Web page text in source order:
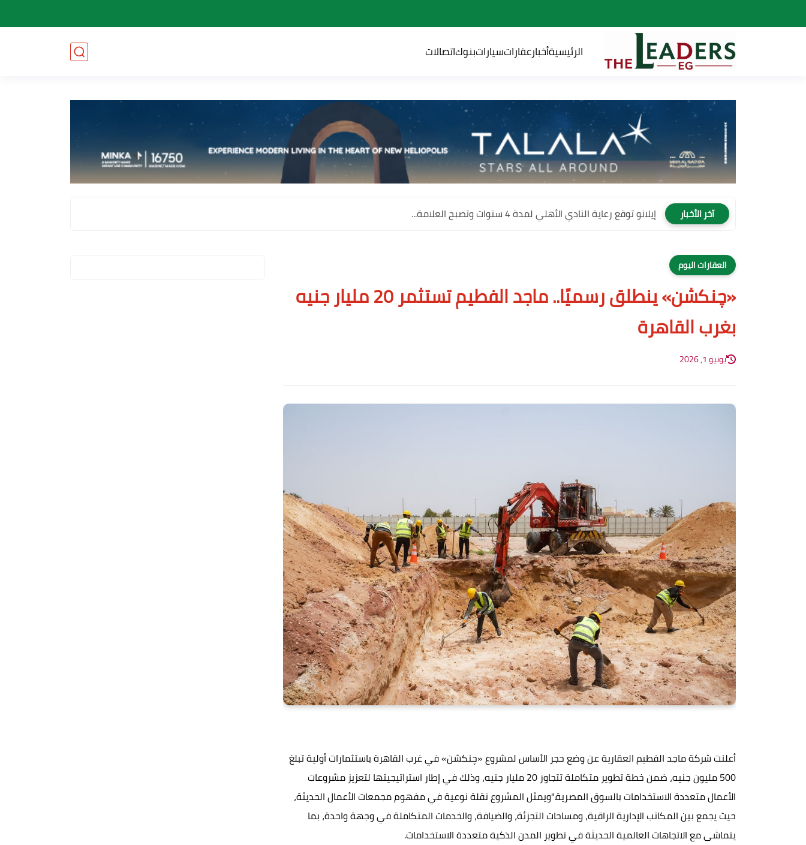
الرئيسيةأخبارعقاراتسياراتبنوكاتصالات
آخر الأخبار إيلانو توقع رعاية النادي الأهلي لمدة 4 سنوات وتصبح العلامة...
العقارات اليوم
«چنكشن» ينطلق رسميًا.. ماجد الفطيم تستثمر 20 مليار جنيه
بغرب القاهرة
يونيو 1, 2026
أعلنت شركة ماجد الفطيم العقارية عن وضع حجر الأساس لمشروع «چنكشن» في غرب القاهرة باستثمارات أولية تبلغ
500 مليون جنيه، ضمن خطة تطوير متكاملة تتجاوز 20 مليار جنيه، وذلك في إطار استراتيجيتها لتعزيز مشروعات
الأعمال متعددة الاستخدامات بالسوق المصرية."ويمثل المشروع نقلة نوعية في مفهوم مجمعات الأعمال الحديثة،
حيث يجمع بين المكاتب الإدارية الراقية، ومساحات التجزئة، والضيافة، والخدمات المتكاملة في وجهة واحدة، بما
يتماشى مع الاتجاهات العالمية الحديثة في تطوير المدن الذكية متعددة الاستخدامات.